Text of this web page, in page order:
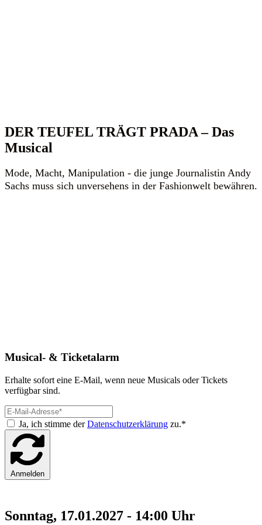
DER TEUFEL TRÄGT PRADA – Das
Musical
Mode, Macht, Manipulation - die junge Journalistin Andy
Sachs muss sich unversehens in der Fashionwelt bewähren.
Musical- & Ticketalarm
Erhalte sofort eine E-Mail, wenn neue Musicals oder Tickets
verfügbar sind.
Ja, ich stimme derDatenschutzerklärung zu.*
Anmelden
Sonntag, 17.01.2027 - 14:00 Uhr